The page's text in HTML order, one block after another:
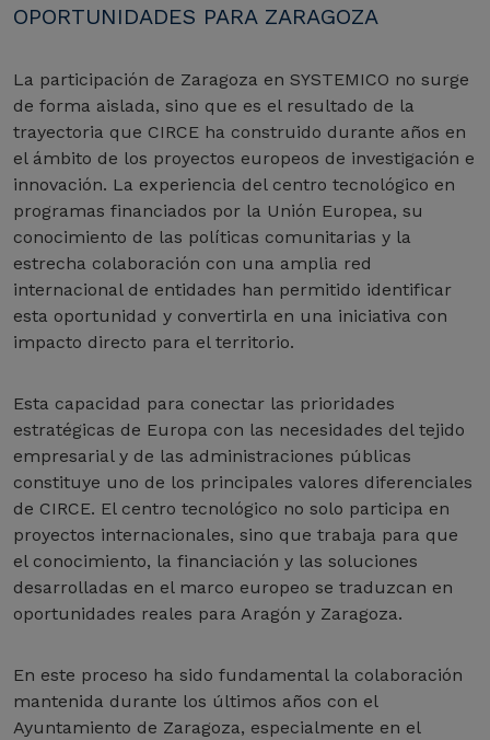
OPORTUNIDADES PARA ZARAGOZA
La participación de Zaragoza en SYSTEMICO no surge
de forma aislada, sino que es el resultado de la
trayectoria que CIRCE ha construido durante años en
el ámbito de los proyectos europeos de investigación e
innovación. La experiencia del centro tecnológico en
programas financiados por la Unión Europea, su
conocimiento de las políticas comunitarias y la
estrecha colaboración con una amplia red
internacional de entidades han permitido identificar
esta oportunidad y convertirla en una iniciativa con
impacto directo para el territorio.
Esta capacidad para conectar las prioridades
estratégicas de Europa con las necesidades del tejido
empresarial y de las administraciones públicas
constituye uno de los principales valores diferenciales
de CIRCE. El centro tecnológico no solo participa en
proyectos internacionales, sino que trabaja para que
el conocimiento, la financiación y las soluciones
desarrolladas en el marco europeo se traduzcan en
oportunidades reales para Aragón y Zaragoza.
En este proceso ha sido fundamental la colaboración
mantenida durante los últimos años con el
Ayuntamiento de Zaragoza, especialmente en el